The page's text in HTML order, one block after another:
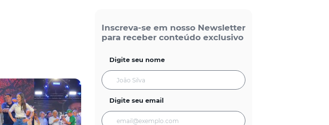
Inscreva-se em nosso Newsletter
para receber conteúdo exclusivo
Digite seu nome
Digite seu email